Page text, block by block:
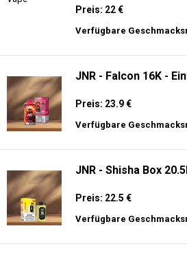
Preis: 22 €
Verfügbare
JNR - Falcon 16K -
Preis: 23.9 €
Verfügbare
JNR - Shisha Box
Preis: 22.5 €
Verfügbare